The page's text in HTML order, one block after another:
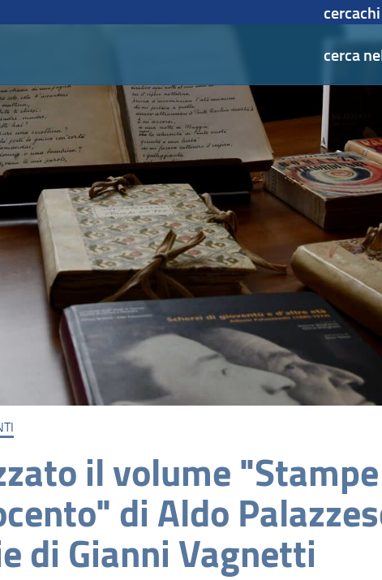
cercachi
cerca
il volume "Stampe
di Aldo
di Gianni Vagnetti